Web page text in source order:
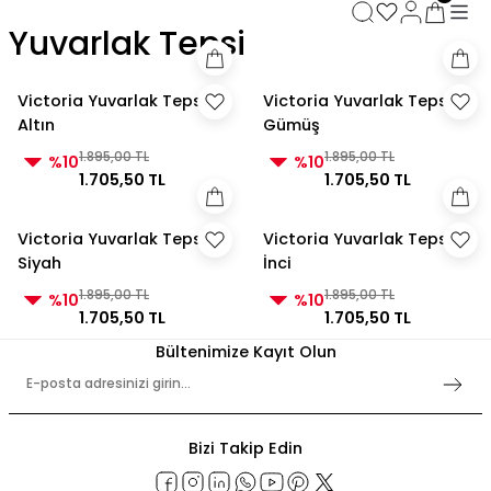
3000 TL ve Üzeri Alışverişlerde Kargo Bedava! 2
3000 TL ve Üzeri Alışverişlerde Kargo Bedava!
3000 TL ve Üzeri Alışverişlerde Kargo Bedava!
Yuvarlak Tepsi
Victoria Yuvarlak Tepsi
Altın
%101.895,00 TL
1.705,50 TL
Victoria Yuvarlak Tepsi
Gümüş
%101.895,00 TL
1.705,50 TL
Victoria Yuvarlak Tepsi
Siyah
%101.895,00 TL
1.705,50 TL
Victoria Yuvarlak Tepsi
İnci
%101.895,00 TL
1.705,50 TL
Bültenimize Kayıt Olun
Bizi Takip Edin